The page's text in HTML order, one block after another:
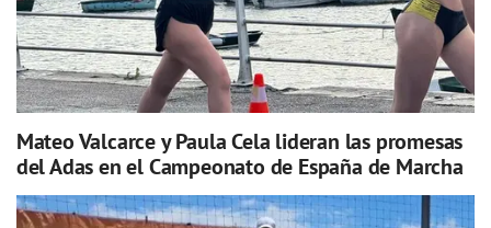
Mateo Valcarce y Paula Cela lideran las promesas
del Adas en el Campeonato de España de Marcha